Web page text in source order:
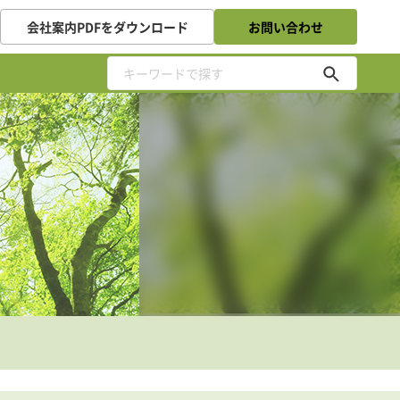
会社案内PDFをダウンロード お問い合わせ